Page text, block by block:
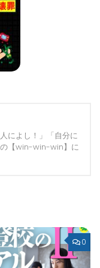
によし！」「自分に
の【win-win-win】に
0